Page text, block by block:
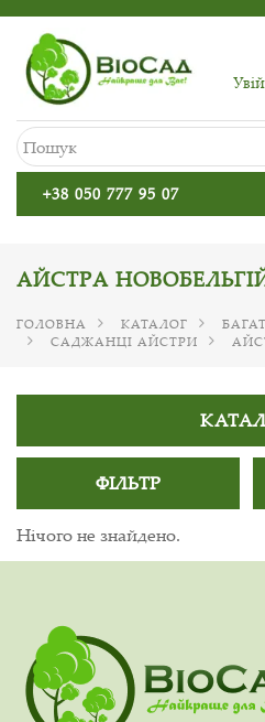
+38 050 777 95 07
АЙСТРА
ГОЛОВНА КАТАЛОГ
САДЖАНЦІ АЙСТРИ
ФІЛЬТР
Нічого не знайдено.